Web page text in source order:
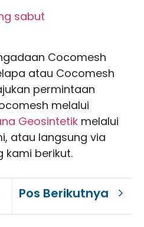
Cocomesh
atau Cocomesh
permintaan
melalui
Geosintetik melalui
atau langsung via
kami berikut.
Pos Berikutnya